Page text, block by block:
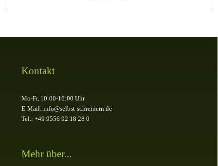
Kontakt
Mo-Fr, 10:00-16:00 Uhr
E-Mail: info@selbst-schreinern.de
Tel.: +49 9556 92 18 28 0
Mehr über...